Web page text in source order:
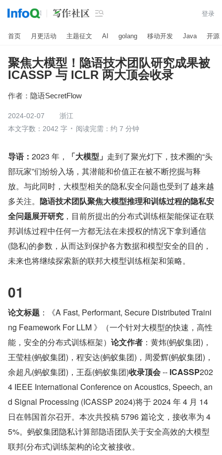
 登录
首页 月更活动 主题征文 AI golang 移动开发 Java 开源
聚焦大模型！隐语技术团队研究成果被
ICASSP 与 ICLR 两大顶会收录
作者： 隐语SecretFlow
2024-02-07
浙江
本文字数：2042 字
阅读完需：约 7 分钟
导语： 2023 年， 「大模型」 走到了聚光灯下，技术圈的“头
部玩家”们纷纷入场，其潜能和价值正在被不断挖掘与释
放。与此同时，大模型相关的隐私安全问题也受到了越来越
多关注。 隐语技术团队聚焦大模型推理和训练过程的隐私安
全问题展开研究 ，目前所提出的分布式训练框架能保证在联
邦训练过程中任何一方都无法在未授权的情况下拿到通信
(隐私)的参数，从而达到保护各方数据和模型安全的目的，
未来也将继续探索新的联邦大模型训练框架和策略。
01
论文标题 ：《A Fast, Performant, Secure Distributed Traini
ng Feamework For LLM 》（一个针对大模型的快速，高性
能，安全的分布式训练框架） 论文作者 ：黄炜(蚂蚁集团)，
王莹桂(蚂蚁集团)，程安达(蚂蚁集团)，周爱辉(蚂蚁集团)，
余超凡(蚂蚁集团)，王磊(蚂蚁集团)收录顶会 -- ICASSP202
4 IEEE International Conference on Acoustics, Speech, an
d Signal Processing (ICASSP 2024)将于 2024 年 4 月 14
日在韩国首尔召开。本次共投稿 5796 篇论文，接收率为 4
5%。蚂蚁集团隐私计算部隐语团队关于安全高效的大模型
联邦(分布式)训练架构的论文被接收。